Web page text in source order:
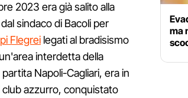
2023 era già salito alla
sindaco di Bacoli per
Flegrei legati al bradisismo
interdetta della
Napoli-Cagliari, era in
azzurro, conquistato
ma